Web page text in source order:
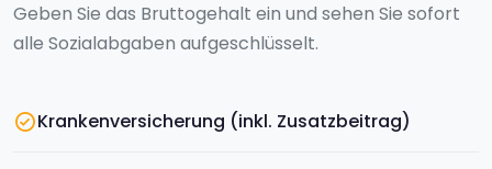
Geben Sie das Bruttogehalt ein und sehen Sie sofort
alle Sozialabgaben aufgeschlüsselt.
Krankenversicherung (inkl. Zusatzbeitrag)